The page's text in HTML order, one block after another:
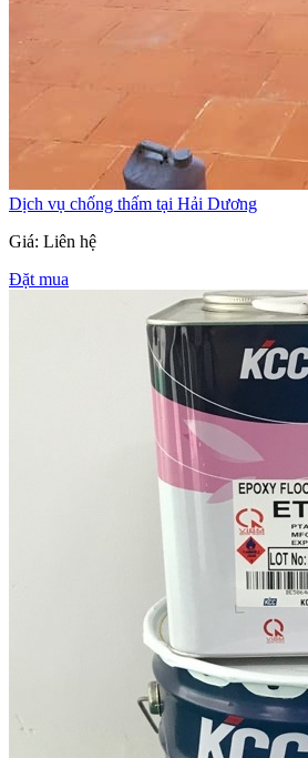
Dịch vụ chống thấm tại Hải Dương
Giá: Liên hệ
Đặt mua